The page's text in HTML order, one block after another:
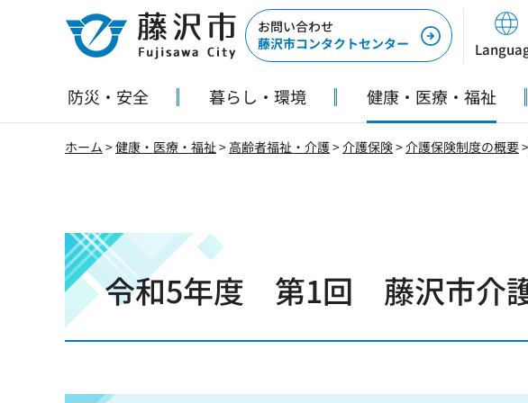
藤沢市
お問い合わせ
藤沢市コンタクトセンター
防災・安全 暮らし・環境 健康・医療・福祉
ホーム >健康・医療・福祉 > 高齢者福祉・介護>介護保険>介護保険制度の概要>
令和5年度 第1回 藤沢市介